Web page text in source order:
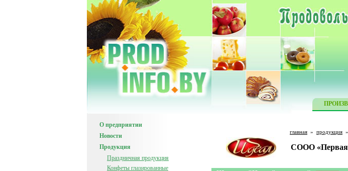
О предприятии
Новости
Продукция
Праздничная продукция
Конфеты глазированные
главная » продукция »
CООО «Первая